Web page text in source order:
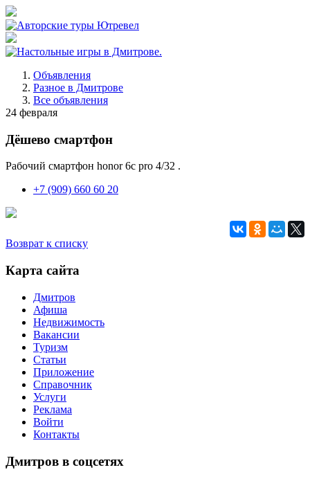
Объявления
Разное в Дмитрове
Все объявления
24 февраля
Дёшево смартфон
Рабочий смартфон honor 6c pro 4/32 .
+7 (909) 660 60 20
Возврат к списку
Карта сайта
Дмитров
Афиша
Недвижимость
Вакансии
Туризм
Статьи
Приложение
Справочник
Услуги
Реклама
Войти
Контакты
Дмитров в соцсетях